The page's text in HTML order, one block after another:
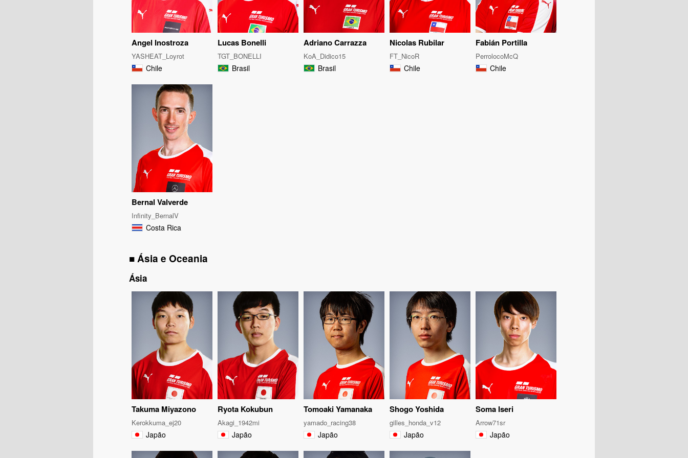
Angel Inostroza
YASHEAT_Loyrot
Chile
Lucas Bonelli
TGT_BONELLI
Brasil
Adriano Carrazza
KoA_Didico15
Brasil
Nicolas Rubilar
FT_NicoR
Chile
Fabián Portilla
PerrolocoMcQ
Chile
Bernal Valverde
Infinity_BernalV
Costa Rica
■ Ásia e Oceania
Ásia
Takuma Miyazono
Kerokkuma_ej20
Japão
Ryota Kokubun
Akagi_1942mi
Japão
Tomoaki Yamanaka
yamado_racing38
Japão
Shogo Yoshida
gilles_honda_v12
Japão
Soma Iseri
Arrow71sr
Japão